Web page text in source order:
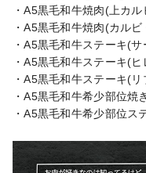
・A5黒毛和牛焼肉(上カ
・A5黒毛和牛焼肉(カル
・A5黒毛和牛ステーキ(
・A5黒毛和牛ステーキ(
・A5黒毛和牛ステーキ(
・A5黒毛和牛希少部位
・A5黒毛和牛希少部位